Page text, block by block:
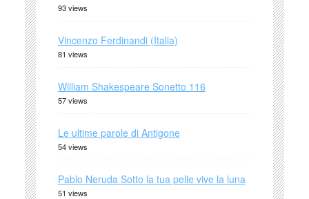
93 views
Vincenzo Ferdinandi (Italia)
81 views
William Shakespeare Sonetto 116
57 views
Le ultime parole di Antigone
54 views
Pablo Neruda Sotto la tua pelle vive la luna
51 views